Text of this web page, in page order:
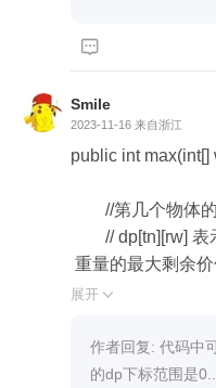
        }
for (int tn =
for (int
1][rw-w[tn-1]]+v[tn-

Smile
2023-11-16 来自浙江
public int max(int[]
//第几个物
//
重量的最大剩余价
// 题目的结
// 否则
[rw-w[tn]+v[tn]])
展开 
作者回复: 代码中
的dp下标范围是